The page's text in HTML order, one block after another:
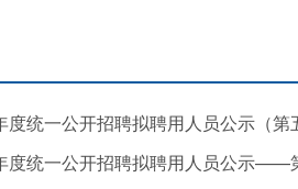
统一公开招聘拟聘用人员公示（第
统一公开招聘拟聘用人员公示——